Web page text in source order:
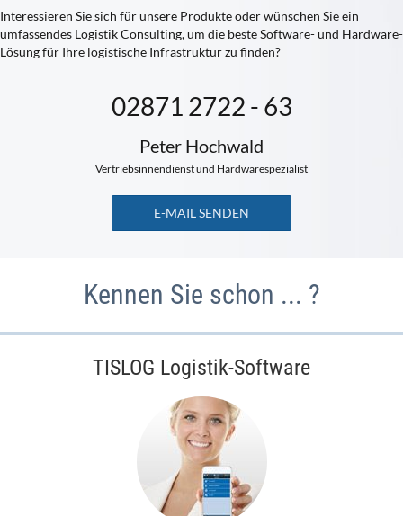
Interessieren Sie sich für unsere Produkte oder wünschen Sie ein
umfassendes Logistik Consulting, um die beste Software- und Hardware-
Lösung für Ihre logistische Infrastruktur zu finden?
02871 2722 - 63
Peter Hochwald
Vertriebsinnendienst und Hardwarespezialist
E-MAIL SENDEN
Kennen Sie schon ... ?
TISLOG Logistik-Software